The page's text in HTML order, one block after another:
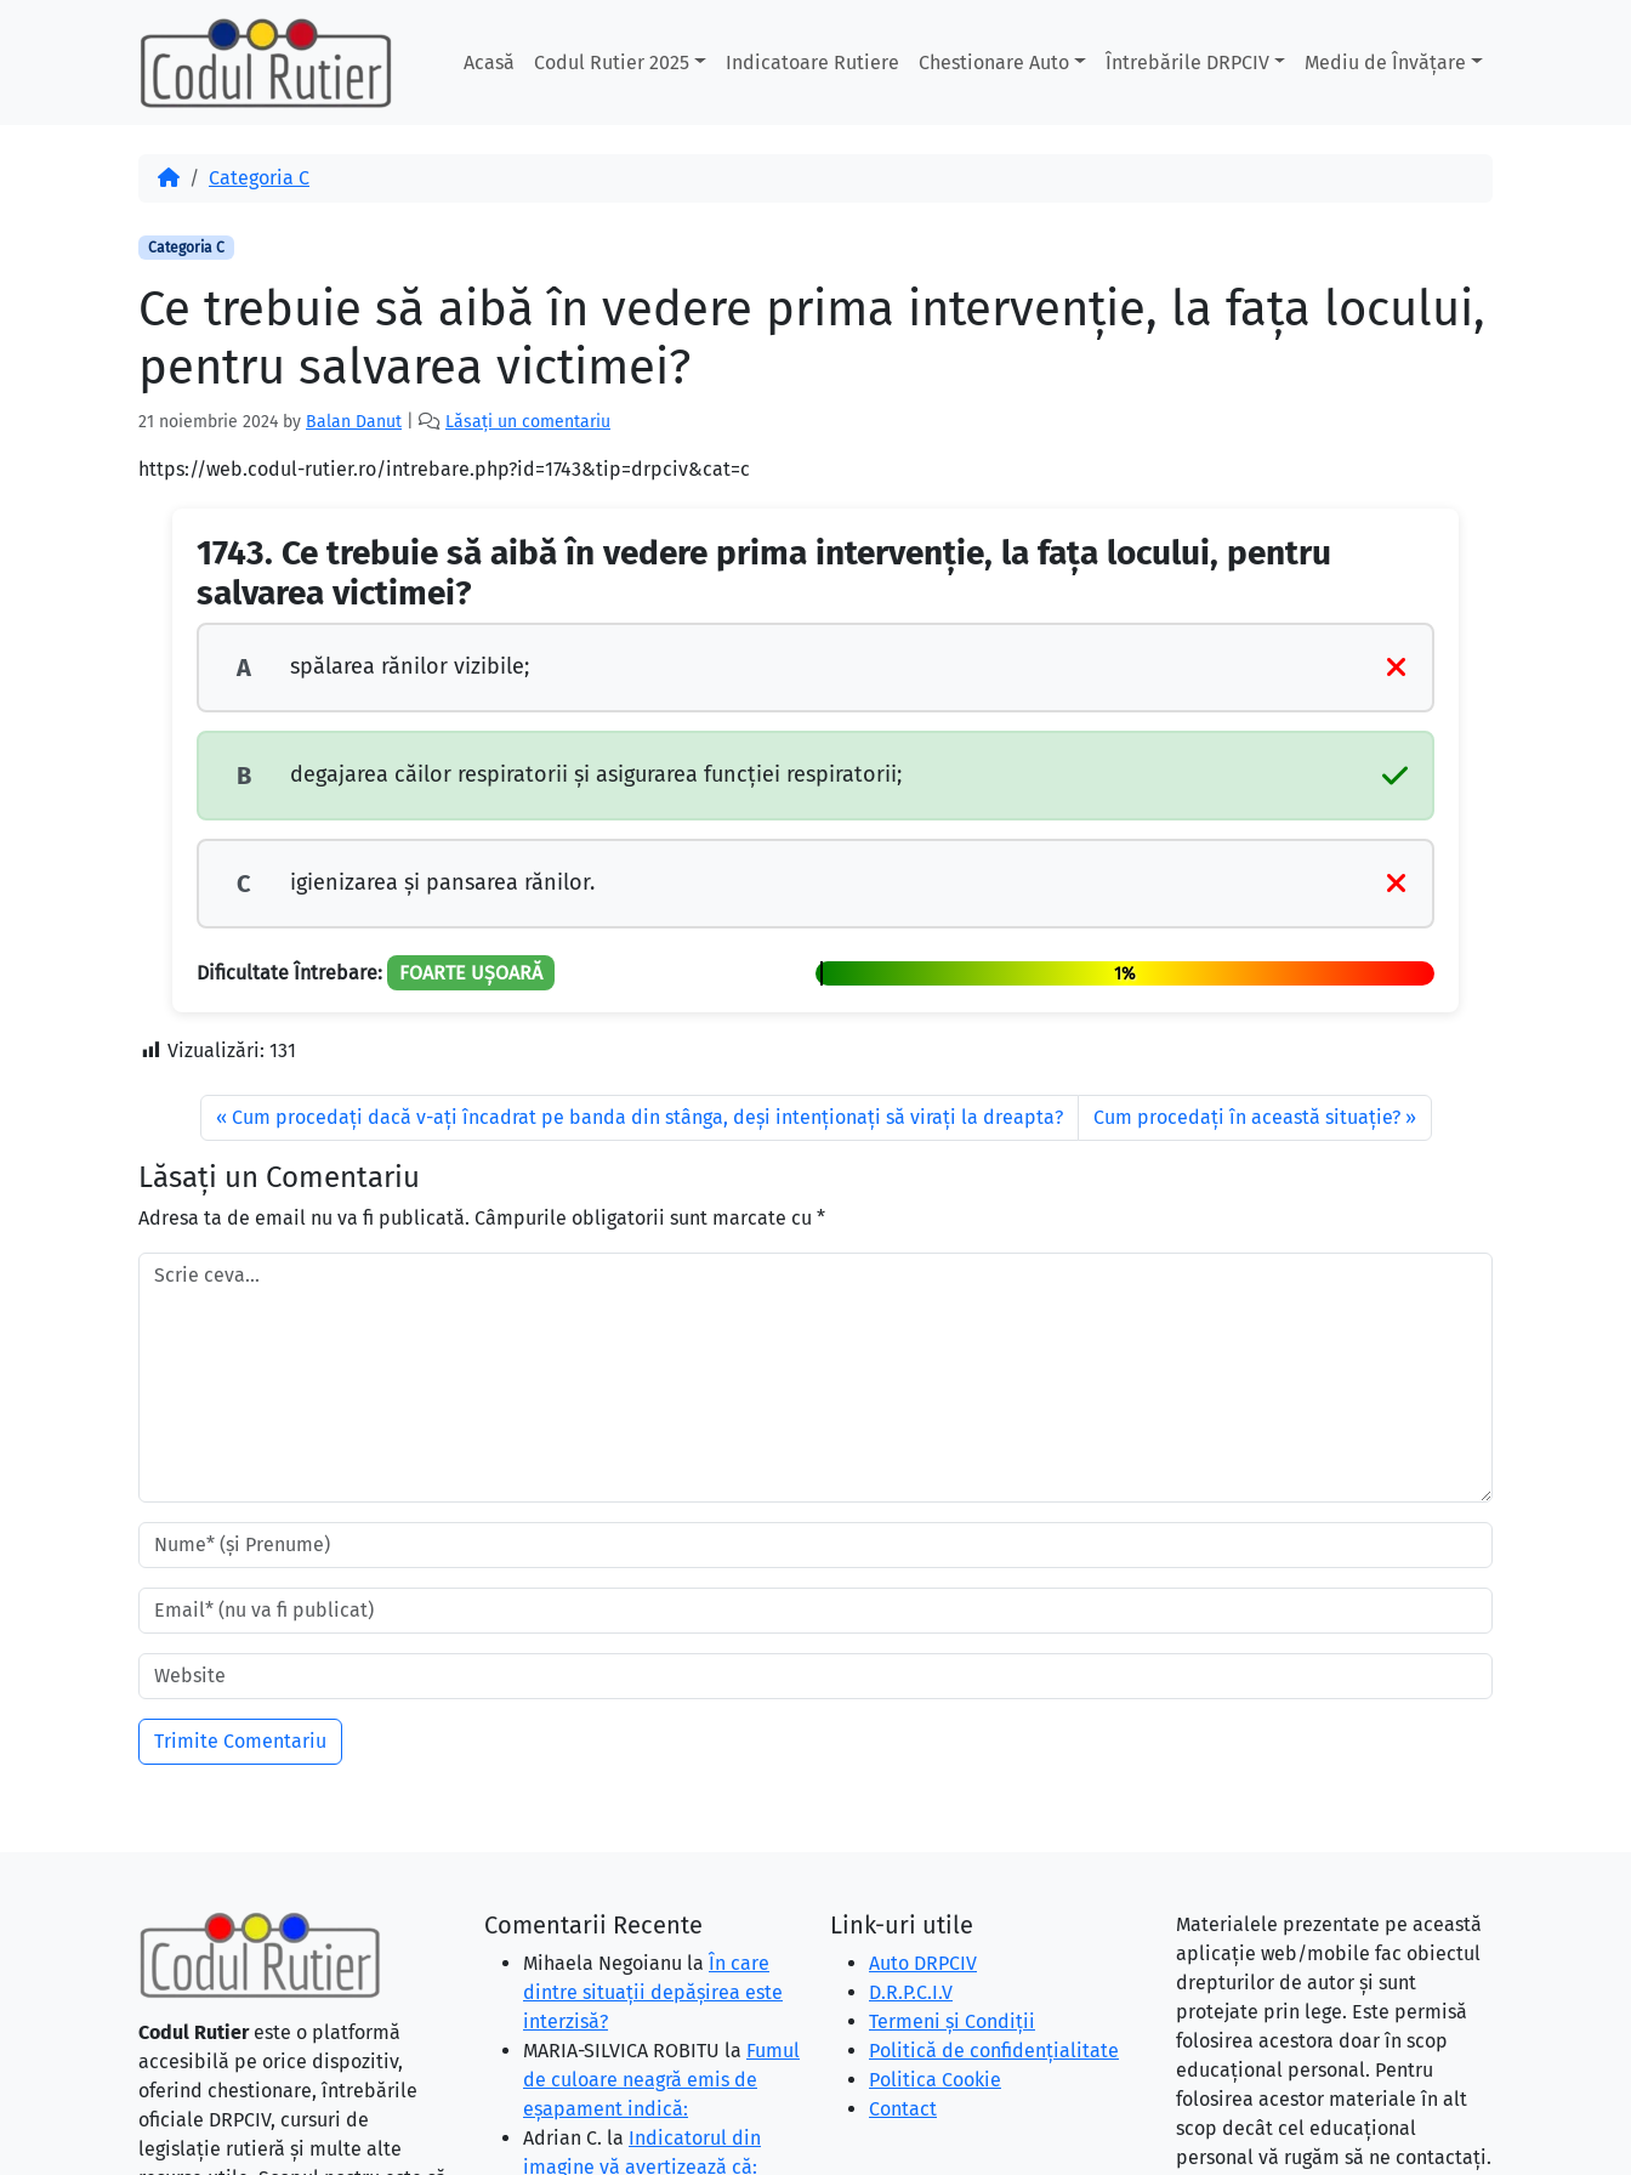
Acasă Codul Rutier 2025 Indicatoare Rutiere Chestionare Auto Întrebările DRPCIV Mediu de Învățare
AcasăCategoria C
Categoria C
Ce trebuie să aibă în vedere prima intervenţie, la faţa locului,
pentru salvarea victimei?
21 noiembrie 2024 by Balan Danut Lăsați un comentariu
https://web.codul-rutier.ro/intrebare.php?id=1743&tip=drpciv&cat=c
1743. Ce trebuie să aibă în vedere prima intervenţie, la faţa locului, pentru
salvarea victimei?
A spălarea rănilor vizibile;
B degajarea căilor respiratorii şi asigurarea funcţiei respiratorii;
C igienizarea şi pansarea rănilor.
Dificultate Întrebare: FOARTE UȘOARĂ 1%
Vizualizări: 131
Cum procedaţi dacă v-aţi încadrat pe banda din stânga, deşi intenţionaţi să viraţi la dreapta? Cum procedați în această situație?
Lăsați un Comentariu
Adresa ta de email nu va fi publicată. Câmpurile obligatorii sunt marcate cu *
Codul Rutiereste o platformă
accesibilă pe orice dispozitiv,
oferind chestionare, întrebările
oficiale DRPCIV, cursuri de
legislație rutieră și multe alte
Comentarii Recente
Mihaela Negoianu la În care
dintre situaţii depăşirea este
interzisă?
MARIA-SILVICA ROBITU la Fumul
de culoare neagră emis de
eşapament indică:
Adrian C. la Indicatorul din
imagine vă avertizează că:
Link-uri utile
Auto DRPCIV
D.R.P.C.I.V
Termeni și Condiții
Politică de confidențialitate
Politica Cookie
Contact
Materialele prezentate pe această
aplicație web/mobile fac obiectul
drepturilor de autor și sunt
protejate prin lege. Este permisă
folosirea acestora doar în scop
educațional personal. Pentru
folosirea acestor materiale în alt
scop decât cel educațional
personal vă rugăm să ne contactați.